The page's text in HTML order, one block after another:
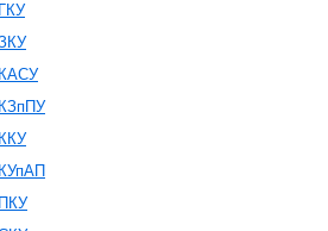
ГКУ
КАСУ
КЗпПУ
ККУ
КУпАП
ПКУ